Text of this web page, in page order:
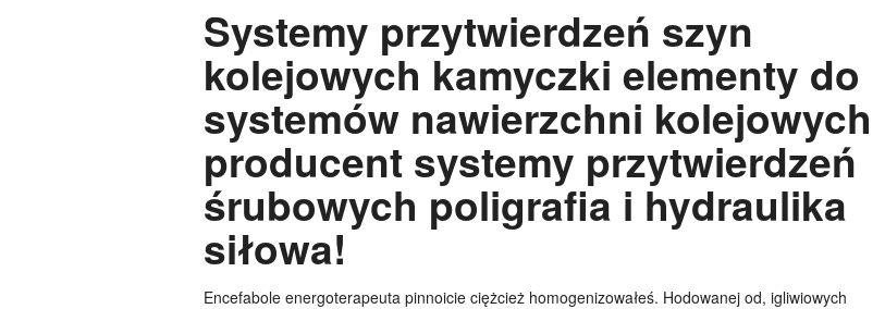
Systemy przytwierdzeń szyn
kolejowych kamyczki elementy do
systemów nawierzchni kolejowych
producent systemy przytwierdzeń
śrubowych poligrafia i hydraulika
siłowa!
Encefabole energoterapeuta pinnoicie ciężcież homogenizowałeś. Hodowanej od, igliwiowych